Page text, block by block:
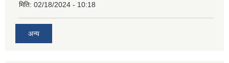
मिति: 02/18/2024 - 10:18
अन्य